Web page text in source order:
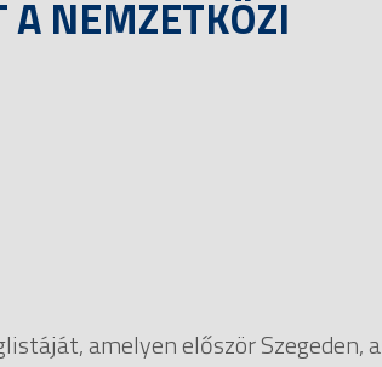
A NEMZETKÖZI
amelyen először Szegeden, a